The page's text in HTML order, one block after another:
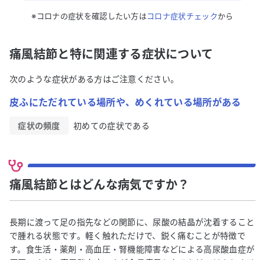
※コロナの症状を確認したい方はコロナ症状チェックから
痛風結節と特に関連する症状について
次のような症状がある方はご注意ください。
皮ふにただれている場所や、めくれている場所がある
症状の頻度 初めての症状である
痛風結節とはどんな病気ですか？
長期に渡って足の指先などの関節に、尿酸の結晶が沈着すること
で腫れる状態です。軽く触れただけで、鋭く痛むことが特徴で
す。食生活・薬剤・高血圧・腎機能障害などによる高尿酸血症が